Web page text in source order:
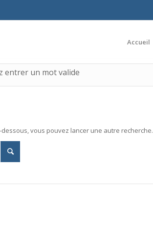
Accueil
entrer un mot valide
vous pouvez lancer une autre recherche.